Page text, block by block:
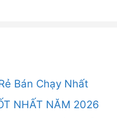
Bán Chạy Nhất
NHẤT NĂM 2026